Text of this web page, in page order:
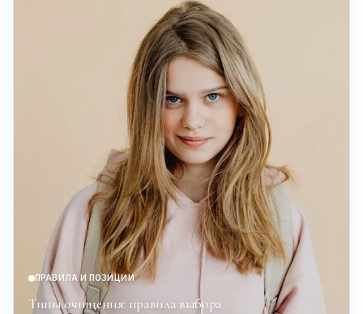
ПРАВИЛА И ПОЗИЦИИ
Типы очищения: правила выбора